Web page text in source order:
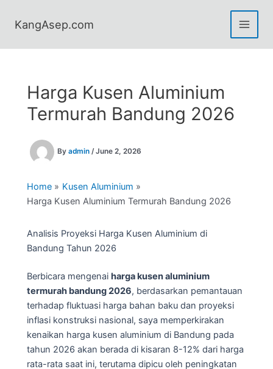
KangAsep.com
Harga Kusen Aluminium
Termurah Bandung 2026
By admin /June 2, 2026
Home
Kusen Aluminium
Harga Kusen Aluminium Termurah Bandung 2026
Analisis Proyeksi Harga Kusen Aluminium di
Bandung Tahun 2026
Berbicara mengenai harga kusen aluminium
termurah bandung 2026, berdasarkan pemantauan
terhadap fluktuasi harga bahan baku dan proyeksi
inflasi konstruksi nasional, saya memperkirakan
kenaikan harga kusen aluminium di Bandung pada
tahun 2026 akan berada di kisaran 8-12% dari harga
rata-rata saat ini, terutama dipicu oleh peningkatan